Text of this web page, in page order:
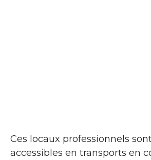
Ces locaux professionnels
accessibles en transports en